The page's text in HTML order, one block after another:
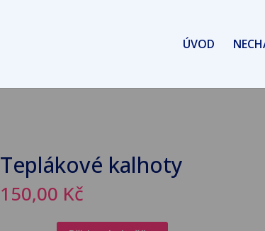
ÚVOD
Teplákové kalhoty
150,00 Kč